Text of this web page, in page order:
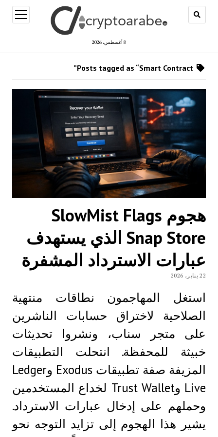
8 أغسطس، 2026
open
menu
هجوم SlowMist Flags
Snap Store الذي يستهدف
عبارات الاسترداد المشفرة
22 يناير، 2026
استغل المهاجمون نطاقات منتهية
الصلاحية لاختراق حسابات الناشرين
على متجر سناب، ونشروا تحديثات
خبيثة للمحفظة. انتحلت التطبيقات
المزيفة صفة تطبيقات Exodus وLedger
Live وTrust Wallet لخداع المستخدمين
وحملهم على إدخال عبارات الاسترداد.
يشير هذا الهجوم إلى تزايد التوجه نحو